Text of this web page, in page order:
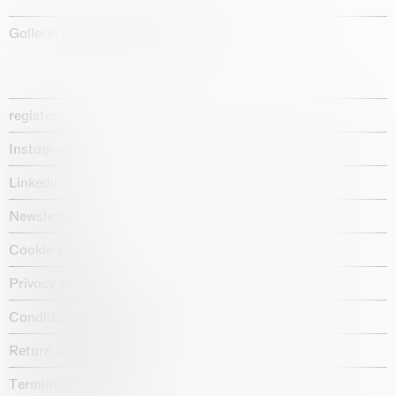
Galleria d'arte fondata nel 1987
register
Instagram
Linkedin
Newsletter
Cookie policy
Privacy policy
Candidate privacy notice
Return policy shop
Termini e condizioni